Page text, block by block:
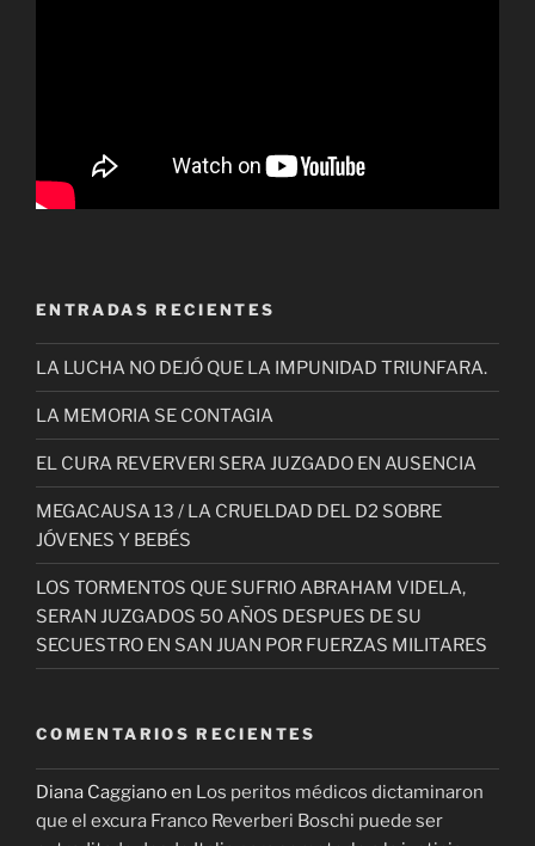
ENTRADAS RECIENTES
LA LUCHA NO DEJÓ QUE LA IMPUNIDAD TRIUNFARA.
LA MEMORIA SE CONTAGIA
EL CURA REVERVERI SERA JUZGADO EN AUSENCIA
MEGACAUSA 13 / LA CRUELDAD DEL D2 SOBRE
JÓVENES Y BEBÉS
LOS TORMENTOS QUE SUFRIO ABRAHAM VIDELA,
SERAN JUZGADOS 50 AÑOS DESPUES DE SU
SECUESTRO EN SAN JUAN POR FUERZAS MILITARES
COMENTARIOS RECIENTES
Diana Caggianoen Los peritos médicos dictaminaron
que el excura Franco Reverberi Boschi puede ser